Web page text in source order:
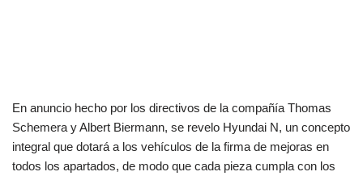
En anuncio hecho por los directivos de la compañía Thomas
Schemera y Albert Biermann, se revelo Hyundai N, un concepto
integral que dotará a los vehículos de la firma de mejoras en
todos los apartados, de modo que cada pieza cumpla con los